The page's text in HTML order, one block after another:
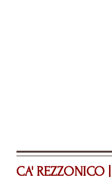
CA' REZZONICO